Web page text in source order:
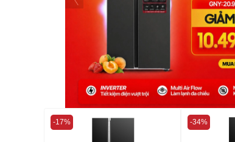
-17% -34%